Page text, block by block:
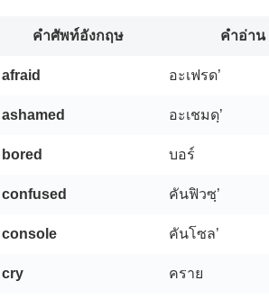
คำศัพท์อังกฤษ คำอ่าน
afraid อะเฟรด’
ashamed อะเชมดฺ’
bored บอร์
confused คันฟิวซฺ’
console คันโซล’
cry คราย